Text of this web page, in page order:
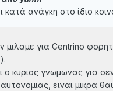
κατά ανάγκη στο ίδιο
μιλαμε για Centrino
ο κυριος γνωμωνας για
ειναι μικρα